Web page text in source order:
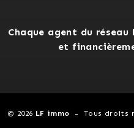
Chaque agent du
et
© 2026 LF immo Tous droits